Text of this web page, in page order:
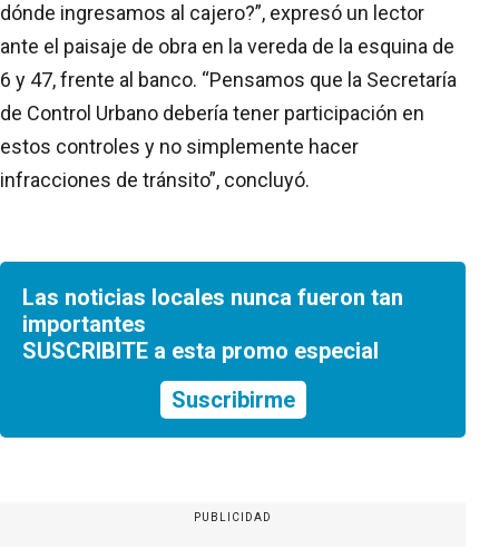
dónde ingresamos al cajero?”, expresó un lector
ante el paisaje de obra en la vereda de la esquina de
6 y 47, frente al banco. “Pensamos que la Secretaría
de Control Urbano debería tener participación en
estos controles y no simplemente hacer
infracciones de tránsito”, concluyó.
Las noticias locales nunca fueron tan
importantes
SUSCRIBITE a esta promo especial
Suscribirme
PUBLICIDAD